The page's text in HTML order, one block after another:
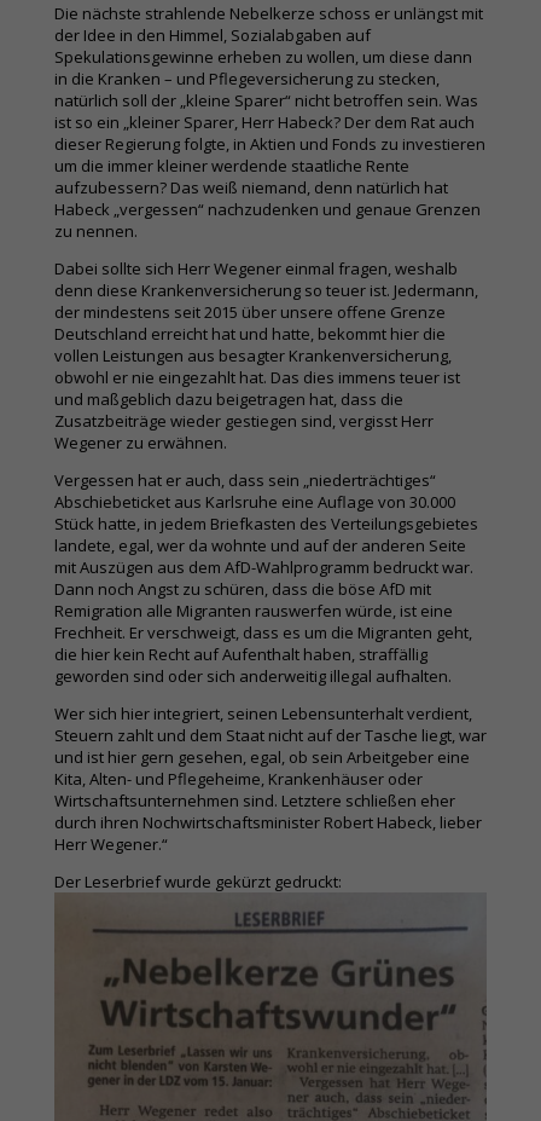
Die nächste strahlende Nebelkerze schoss er unlängst mit
der Idee in den Himmel, Sozialabgaben auf
Spekulationsgewinne erheben zu wollen, um diese dann
in die Kranken – und Pflegeversicherung zu stecken,
natürlich soll der „kleine Sparer“ nicht betroffen sein. Was
ist so ein „kleiner Sparer, Herr Habeck? Der dem Rat auch
dieser Regierung folgte, in Aktien und Fonds zu investieren
um die immer kleiner werdende staatliche Rente
aufzubessern? Das weiß niemand, denn natürlich hat
Habeck „vergessen“ nachzudenken und genaue Grenzen
zu nennen.
Dabei sollte sich Herr Wegener einmal fragen, weshalb
denn diese Krankenversicherung so teuer ist. Jedermann,
der mindestens seit 2015 über unsere offene Grenze
Deutschland erreicht hat und hatte, bekommt hier die
vollen Leistungen aus besagter Krankenversicherung,
obwohl er nie eingezahlt hat. Das dies immens teuer ist
und maßgeblich dazu beigetragen hat, dass die
Zusatzbeiträge wieder gestiegen sind, vergisst Herr
Wegener zu erwähnen.
Vergessen hat er auch, dass sein „niederträchtiges“
Abschiebeticket aus Karlsruhe eine Auflage von 30.000
Stück hatte, in jedem Briefkasten des Verteilungsgebietes
landete, egal, wer da wohnte und auf der anderen Seite
mit Auszügen aus dem AfD-Wahlprogramm bedruckt war.
Dann noch Angst zu schüren, dass die böse AfD mit
Remigration alle Migranten rauswerfen würde, ist eine
Frechheit. Er verschweigt, dass es um die Migranten geht,
die hier kein Recht auf Aufenthalt haben, straffällig
geworden sind oder sich anderweitig illegal aufhalten.
Wer sich hier integriert, seinen Lebensunterhalt verdient,
Steuern zahlt und dem Staat nicht auf der Tasche liegt, war
und ist hier gern gesehen, egal, ob sein Arbeitgeber eine
Kita, Alten- und Pflegeheime, Krankenhäuser oder
Wirtschaftsunternehmen sind. Letztere schließen eher
durch ihren Nochwirtschaftsminister Robert Habeck, lieber
Herr Wegener.“
Der Leserbrief wurde gekürzt gedruckt: